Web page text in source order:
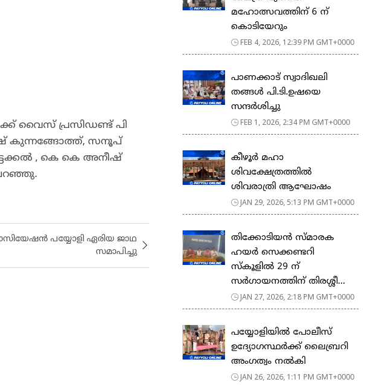
വൈസ് പ്രസിഡണ്ട് പി
കുന്നങ്ങോത്ത്, സനൂപ്
, കെ കെ അനീഷ്
പയ്യോളി ഏരിയ ജാഥ
സമാപിച്ചു
മഹോത്സവത്തിന് 6 ന്
കൊടിയേറും
FEB 4, 2026, 12:39 PM GMT+0000
പാണക്കാട് സ്വാദിഖലി
തങ്ങൾ പി.ടി.ഉഷയെ
സന്ദർശിച്ചു
FEB 1, 2026, 2:34 PM GMT+0000
കീഴൂർ മഹാ
ശിവക്ഷേത്രത്തിൽ
ശിവരാത്രി ആഘോഷം
JAN 29, 2026, 5:13 PM GMT+0000
തിക്കോടിയൻ സ്മാരക
ഹയർ സെക്കണ്ടറി
സ്കൂളിൽ 29 ന്
സർഗായനത്തിന് തിരശ്ശീ...
JAN 27, 2026, 2:18 PM GMT+0000
പയ്യോളിയിൽ പോലീസ്
ഉദ്യോഗസ്ഥർക്ക് ലൈബ്രറി
അംഗത്വം നൽകി
JAN 26, 2026, 1:11 PM GMT+0000